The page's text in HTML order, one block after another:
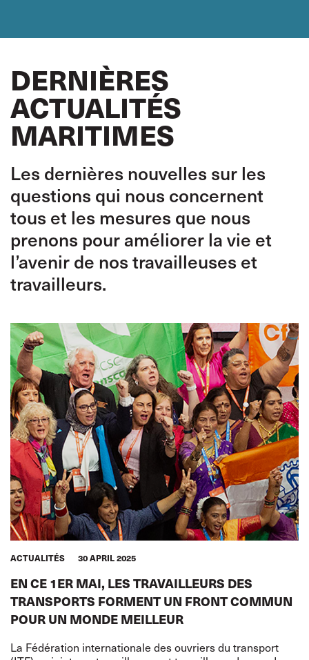
DERNIÈRES
ACTUALITÉS
MARITIMES
Les dernières nouvelles sur les
questions qui nous concernent
tous et les mesures que nous
prenons pour améliorer la vie et
l’avenir de nos travailleuses et
travailleurs.
ACTUALITÉS 30 APRIL 2025
EN CE 1ER MAI, LES TRAVAILLEURS DES
TRANSPORTS FORMENT UN FRONT COMMUN
POUR UN MONDE MEILLEUR
La Fédération internationale des ouvriers du transport